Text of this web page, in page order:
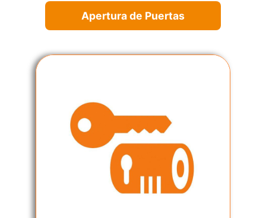
Apertura de Puertas